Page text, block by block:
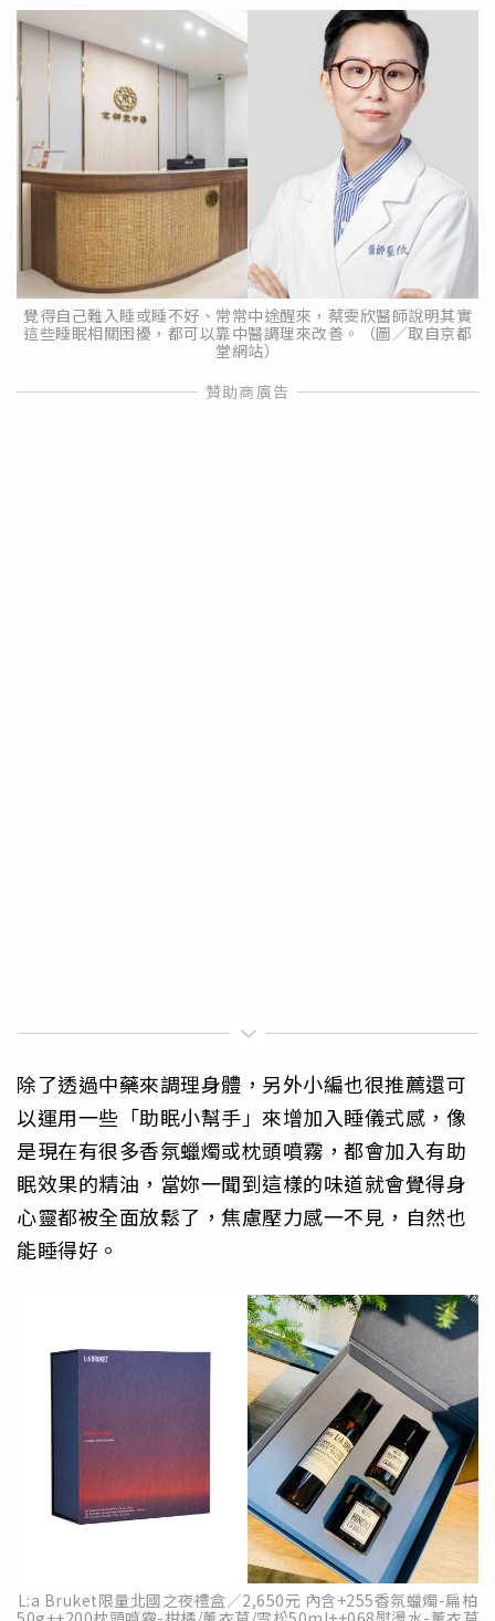
覺得自己難入睡或睡不好、常常中途醒來，蔡雯欣醫師說明其實
這些睡眠相關困擾，都可以靠中醫調理來改善。（圖／取自京都
堂網站）
除了透過中藥來調理身體，另外小編也很推薦還可
以運用一些「助眠小幫手」來增加入睡儀式感，像
是現在有很多香氛蠟燭或枕頭噴霧，都會加入有助
眠效果的精油，當妳一聞到這樣的味道就會覺得身
心靈都被全面放鬆了，焦慮壓力感一不見，自然也
能睡得好。
L:a Bruket限量北國之夜禮盒／2,650元 內含+255香氛蠟燭-扁柏